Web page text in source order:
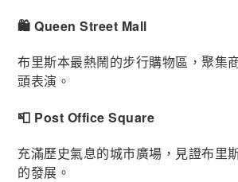
🛍️ Queen Street Mall
布里斯本最熱鬧的步行購物區，聚集
頭表演。
📮 Post Office Square
充滿歷史氣息的城市廣場，見證布里
的發展。